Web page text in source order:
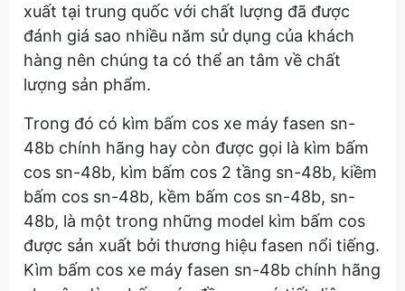
xuất tại trung quốc với chất lượng đã được
đánh giá sao nhiều năm sử dụng của khách
hàng nên chúng ta có thể an tâm về chất
lượng sản phẩm.
Trong đó có kìm bấm cos xe máy fasen sn-
48b chính hãng hay còn được gọi là kìm bấm
cos sn-48b, kìm bấm cos 2 tầng sn-48b, kiềm
bấm cos sn-48b, kềm bấm cos sn-48b, sn-
48b, là một trong những model kìm bấm cos
được sản xuất bởi thương hiệu fasen nổi tiếng.
Kìm bấm cos xe máy fasen sn-48b chính hãng